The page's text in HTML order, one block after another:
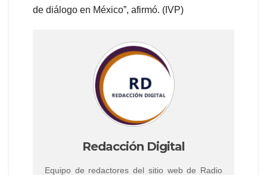
de diálogo en México”, afirmó. (IVP)
Redacción Digital
Equipo de redactores del sitio web de Radio